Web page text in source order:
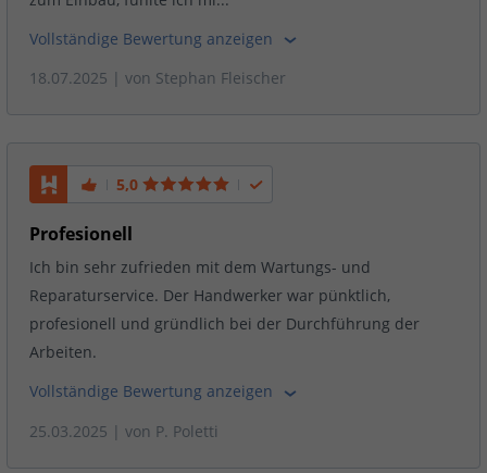
Vollständige Bewertung anzeigen
18.07.2025 | von Stephan Fleischer
5,0
Profesionell
Ich bin sehr zufrieden mit dem Wartungs- und
Reparaturservice. Der Handwerker war pünktlich,
profesionell und gründlich bei der Durchführung der
Arbeiten.
Vollständige Bewertung anzeigen
25.03.2025 | von P. Poletti